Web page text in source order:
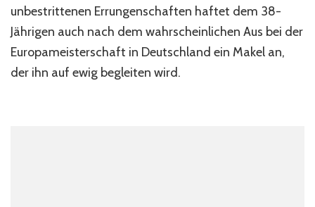
unbestrittenen Errungenschaften haftet dem 38-
Jährigen auch nach dem wahrscheinlichen Aus bei der
Europameisterschaft in Deutschland ein Makel an,
der ihn auf ewig begleiten wird.